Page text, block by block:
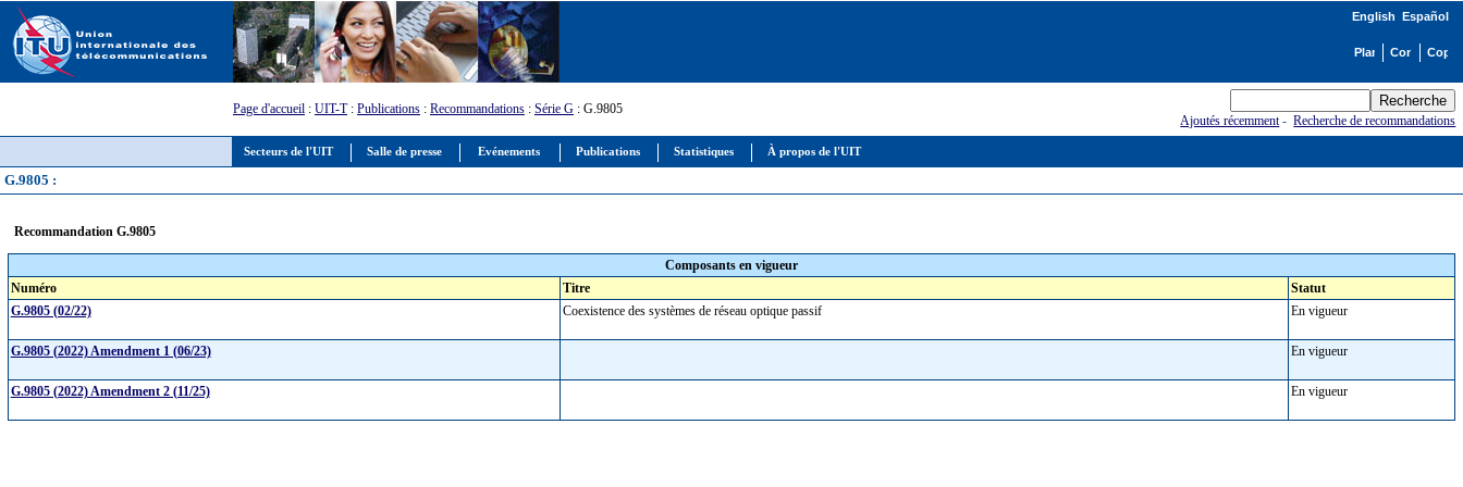
Secteurs de l'UIT Salle de presse Evénements Publications Statistiques À propos de l'UIT
English Español
Page d'accueil : UIT-T: Publications : Recommandations : Série G : G.9805
Ajoutés récemment-Recherche de recommandations
G.9805 :
Recommandation G.9805
Composants en vigueur
Numéro
Titre
Statut
G.9805 (02/22)
Coexistence des systèmes de réseau optique passif En vigueur
G.9805 (2022) Amendment 1 (06/23) En vigueur
G.9805 (2022) Amendment 2 (11/25) En vigueur